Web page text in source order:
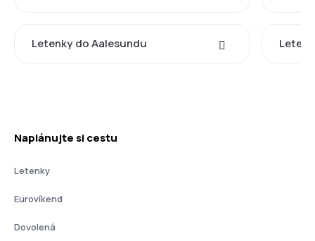
Letenky do Aalesundu
Naplánujte si cestu
Letenky
Eurovíkend
Dovolená